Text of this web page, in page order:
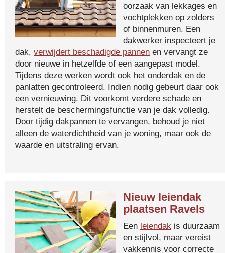
oorzaak van lekkages en
vochtplekken op zolders
of binnenmuren. Een
dakwerker inspecteert je
dak, verwijdert beschadigde pannen en vervangt ze
door nieuwe in hetzelfde of een aangepast model.
Tijdens deze werken wordt ook het onderdak en de
panlatten gecontroleerd. Indien nodig gebeurt daar ook
een vernieuwing. Dit voorkomt verdere schade en
herstelt de beschermingsfunctie van je dak volledig.
Door tijdig dakpannen te vervangen, behoud je niet
alleen de waterdichtheid van je woning, maar ook de
waarde en uitstraling ervan.
Nieuw leiendak
plaatsen Ravels
Een leiendak is duurzaam
en stijlvol, maar vereist
vakkennis voor correcte